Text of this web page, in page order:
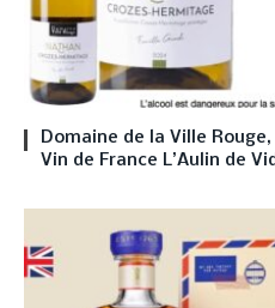
Domaine de la Ville
Vin de France L’Aulin de